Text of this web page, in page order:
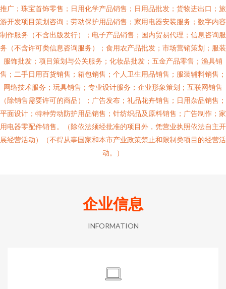
推广；珠宝首饰零售；日用化学产品销售；日用品批发；货物进出口；旅
游开发项目策划咨询；劳动保护用品销售；家用电器安装服务；数字内容
制作服务（不含出版发行）；电子产品销售；国内贸易代理；信息咨询服
务（不含许可类信息咨询服务）；食用农产品批发；市场营销策划；服装
服饰批发；项目策划与公关服务；化妆品批发；五金产品零售；渔具销
售；二手日用百货销售；箱包销售；个人卫生用品销售；服装辅料销售；
网络技术服务；玩具销售；专业设计服务；企业形象策划；互联网销售
（除销售需要许可的商品）；广告发布；礼品花卉销售；日用杂品销售；
平面设计；特种劳动防护用品销售；针纺织品及原料销售；广告制作；家
用电器零配件销售。（除依法须经批准的项目外，凭营业执照依法自主开
展经营活动）（不得从事国家和本市产业政策禁止和限制类项目的经营活
动。）
企业信息
INFORMATION